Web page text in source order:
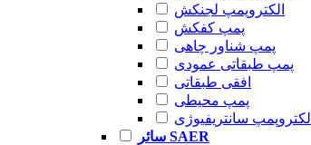
الکتروپمپ لجنکش
پمپ کفکش
پمپ شناور چاهی
پمپ طبقاتی عمودی
افقی طبقاتی
پمپ محیطی
الکتروپمپ سانتریفیوژی
سائر SAER